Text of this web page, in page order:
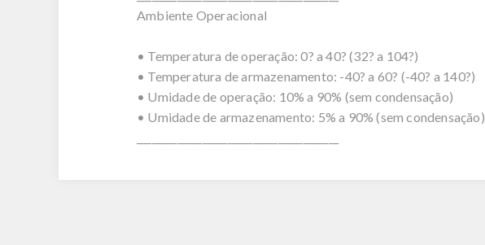
Ambiente Operacional
• Temperatura de operação: 0? a 40? (32? a 104?)
• Temperatura de armazenamento: -40? a 60? (-40? a 140?)
• Umidade de operação: 10% a 90% (sem condensação)
• Umidade de armazenamento: 5% a 90% (sem condensação)